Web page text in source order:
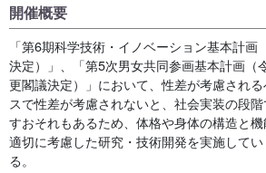
開催概要
「第6期科学技術・イノベーション基本計
決定）」、「第5次男女共同参画基本計画（
更閣議決定）」において、性差が考慮され
スで性差が考慮されないと、社会実装の段
すおそれもあるため、体格や身体の構造と
適切に考慮した研究・技術開発を実施して
る。